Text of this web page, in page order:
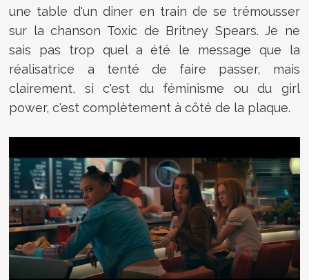
une table d'un diner en train de se trémousser
sur la chanson Toxic de Britney Spears. Je ne
sais pas trop quel a été le message que la
réalisatrice a tenté de faire passer, mais
clairement, si c'est du féminisme ou du girl
power, c'est complètement à côté de la plaque.